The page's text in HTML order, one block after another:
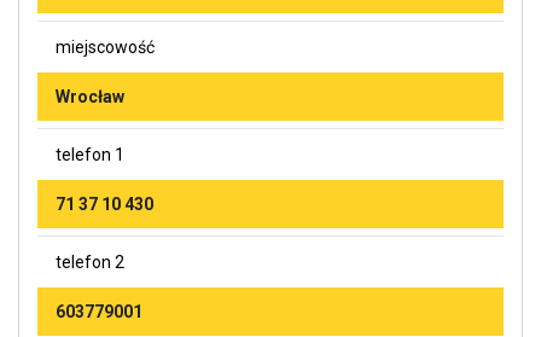
miejscowość
Wrocław
telefon 1
71 37 10 430
telefon 2
603779001